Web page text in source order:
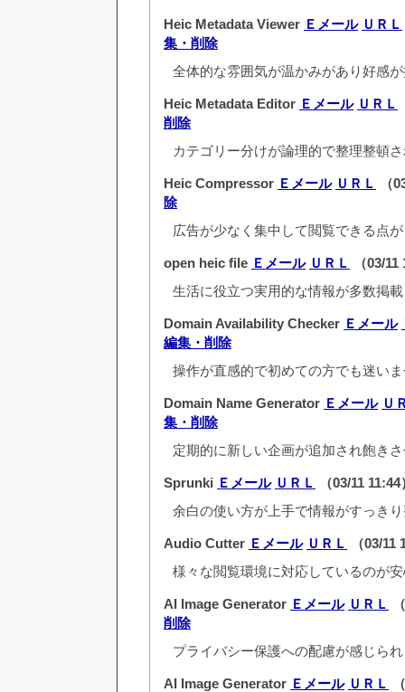
Heic Metadata Viewer Ｅメール ＵＲＬ
集・削除
全体的な雰囲気が温かみがあり好感
Heic Metadata Editor Ｅメール ＵＲＬ
削除
カテゴリー分けが論理的で整理整頓
Heic Compressor Ｅメール ＵＲＬ
（
除
広告が少なく集中して閲覧できる点
open heic file Ｅメール ＵＲＬ
（03/
生活に役立つ実用的な情報が多数掲
Domain Availability Checker Ｅメール
編集・削除
操作が直感的で初めての方でも迷い
Domain Name Generator Ｅメール Ｕ
集・削除
定期的に新しい企画が追加され飽き
Sprunki Ｅメール ＵＲＬ
（03/11
余白の使い方が上手で情報がすっき
Audio Cutter Ｅメール ＵＲＬ
（03/11
様々な閲覧環境に対応しているのが
AI Image Generator Ｅメール ＵＲＬ
削除
プライバシー保護への配慮が感じら
AI Image Generator Ｅメール ＵＲＬ